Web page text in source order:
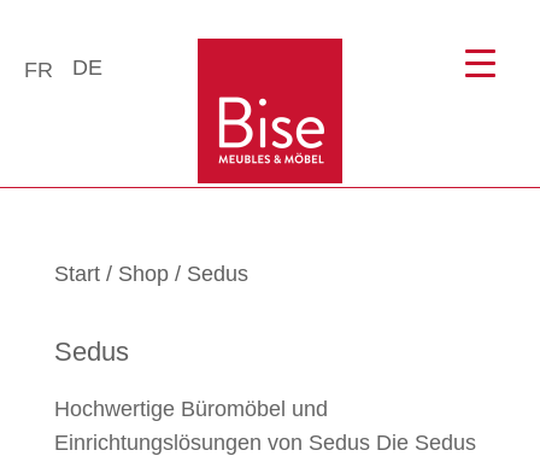
FR DE
Start/ Shop/ Sedus
Sedus
Hochwertige Büromöbel und
Einrichtungslösungen von Sedus Die Sedus